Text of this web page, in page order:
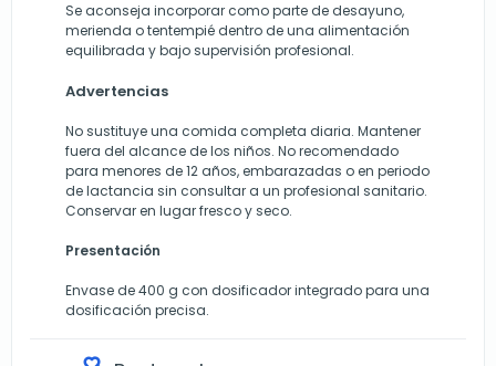
Se aconseja incorporar como parte de desayuno,
merienda o tentempié dentro de una alimentación
equilibrada y bajo supervisión profesional.
Advertencias
No sustituye una comida completa diaria. Mantener
fuera del alcance de los niños. No recomendado
para menores de 12 años, embarazadas o en periodo
de lactancia sin consultar a un profesional sanitario.
Conservar en lugar fresco y seco.
Presentación
Envase de 400 g con dosificador integrado para una
dosificación precisa.